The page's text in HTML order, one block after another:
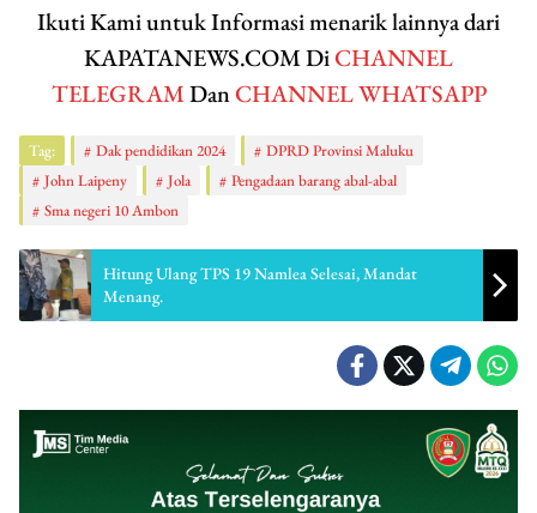
Ikuti Kami untuk Informasi menarik lainnya dari
KAPATANEWS.COM DiCHANNEL
TELEGRAMDanCHANNEL WHATSAPP
Tag: Dak pendidikan 2024
DPRD Provinsi Maluku
John Laipeny
Jola
Pengadaan barang abal-abal
Sma negeri 10 Ambon
Hitung Ulang TPS 19 Namlea Selesai, Mandat
Menang.